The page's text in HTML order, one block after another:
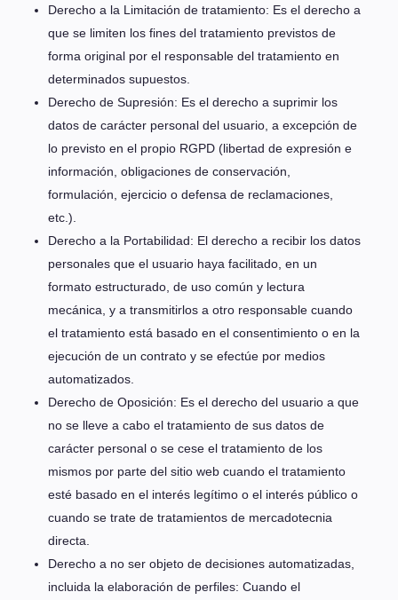
Derecho a la Limitación de tratamiento: Es el derecho a
que se limiten los fines del tratamiento previstos de
forma original por el responsable del tratamiento en
determinados supuestos.
Derecho de Supresión: Es el derecho a suprimir los
datos de carácter personal del usuario, a excepción de
lo previsto en el propio RGPD (libertad de expresión e
información, obligaciones de conservación,
formulación, ejercicio o defensa de reclamaciones,
etc.).
Derecho a la Portabilidad: El derecho a recibir los datos
personales que el usuario haya facilitado, en un
formato estructurado, de uso común y lectura
mecánica, y a transmitirlos a otro responsable cuando
el tratamiento está basado en el consentimiento o en la
ejecución de un contrato y se efectúe por medios
automatizados.
Derecho de Oposición: Es el derecho del usuario a que
no se lleve a cabo el tratamiento de sus datos de
carácter personal o se cese el tratamiento de los
mismos por parte del sitio web cuando el tratamiento
esté basado en el interés legítimo o el interés público o
cuando se trate de tratamientos de mercadotecnia
directa.
Derecho a no ser objeto de decisiones automatizadas,
incluida la elaboración de perfiles: Cuando el